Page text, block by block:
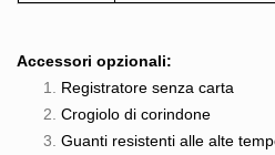
Accessori opzionali:
Registratore senza carta
Crogiolo di corindone
Guanti resistenti alle alte